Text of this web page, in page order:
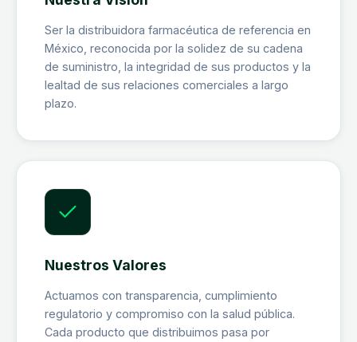
Ser la distribuidora farmacéutica de referencia en
México, reconocida por la solidez de su cadena
de suministro, la integridad de sus productos y la
lealtad de sus relaciones comerciales a largo
plazo.
Nuestros Valores
Actuamos con transparencia, cumplimiento
regulatorio y compromiso con la salud pública.
Cada producto que distribuimos pasa por